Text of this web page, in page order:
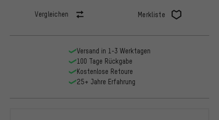
Vergleichen Merkliste
Versand in 1-3 Werktagen
100 Tage Rückgabe
Kostenlose Retoure
25+ Jahre Erfahrung